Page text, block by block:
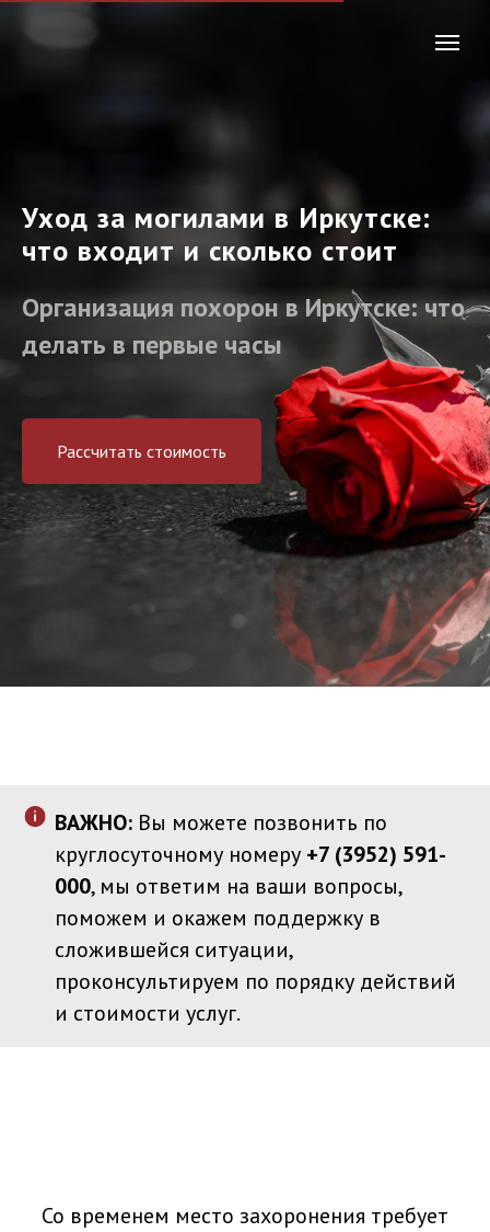
Уход за могилами в Иркутске:
что входит и сколько стоит
Организация похорон в Иркутске: что
делать в первые часы
Рассчитать стоимость
ВАЖНО: Вы можете позвонить по
круглосуточному номеру +7 (3952) 591-
000, мы ответим на ваши вопросы,
поможем и окажем поддержку в
сложившейся ситуации,
проконсультируем по порядку действий
и стоимости услуг.
Со временем место захоронения требует